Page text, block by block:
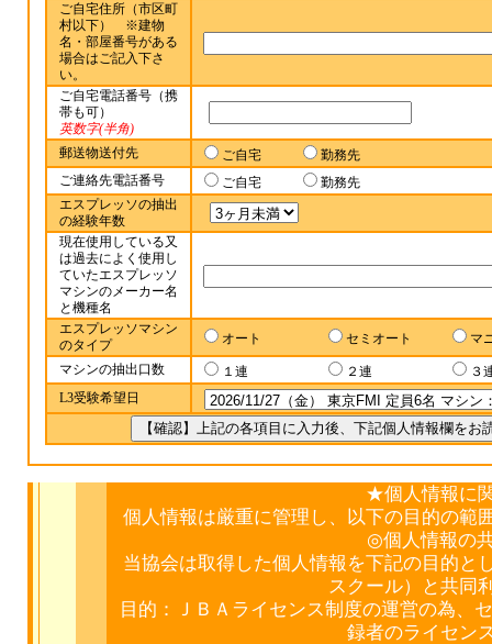
ご自宅住所（市区町
村以下） ※建物
名・部屋番号がある
場合はご記入下さ
い。
ご自宅電話番号（携
帯も可）
英数字(半角)
郵送物送付先
ご自宅
勤務先
ご連絡先電話番号
ご自宅
勤務先
エスプレッソの抽出
の経験年数
現在使用している又
は過去によく使用し
ていたエスプレッソ
マシンのメーカー名
と機種名
エスプレッソマシン
のタイプ
オート セミオート
マ
マシンの抽出口数
１連 ２連
３
L3受験希望日
★個人情報に
個人情報は厳重に管理し、以下の目的の範
◎個人情報の
当協会は取得した個人情報を下記の目的と
スクール）と共同
目的：ＪＢＡライセンス制度の運営の為、
録者のライセン